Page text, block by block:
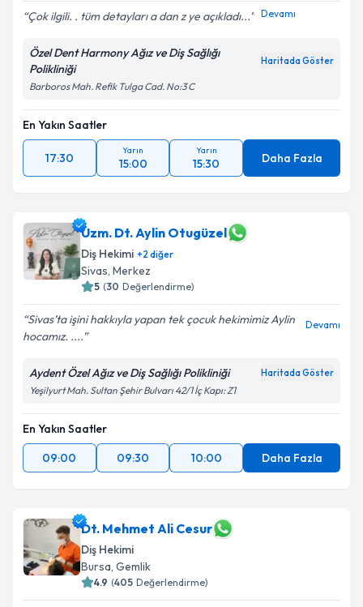
Çok ilgili. . tüm detayları a dan z ye açıkladı... Devamı
Özel Dent Harmony Ağız ve Diş Sağlığı
Polikliniği
Haritada Göster
Barboros Mah. Refik Tulga Cad. No:3 C
En Yakın Saatler
17:30
Yarın
15:00
Yarın
15:30 Daha Fazla
Uzm. Dt. Aylin Otugüzel
Diş Hekimi +2 diğer
Sivas, Merkez
5 (30 Değerlendirme)
Sivas’ta işini hakkıyla yapan tek çocuk hekimimiz Aylin
hocamız. ....
Devamı
Aydent Özel Ağız ve Diş Sağlığı Polikliniği Haritada Göster
Yeşilyurt Mah. Sultan Şehir Bulvarı 42/1 İç Kapı: Z1
En Yakın Saatler
09:00
09:30 10:00 Daha Fazla
Dt. Mehmet Ali Cesur
Diş Hekimi
Bursa, Gemlik
4.9 (405 Değerlendirme)